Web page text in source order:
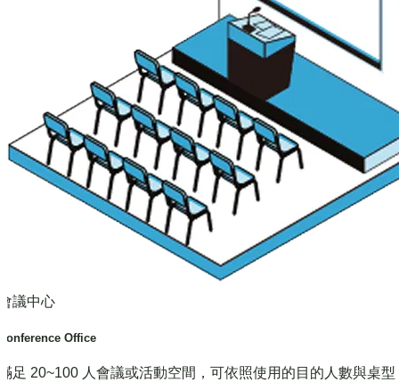
議中心
Office
足 20~100 人會議或活動空間，可依照使用的目的人數與桌型